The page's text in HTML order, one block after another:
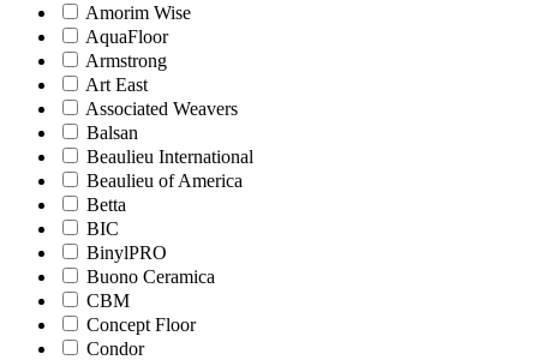
Amorim Wise
AquaFloor
Armstrong
Art East
Associated Weavers
Balsan
Beaulieu International
Beaulieu of America
Betta
BIC
BinylPRO
Buono Ceramica
CBM
Concept Floor
Condor